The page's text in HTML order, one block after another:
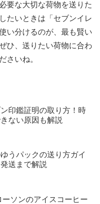
要な大切な荷物を送りた
たいときは「セブンイレ
い分けるのが、最も賢い
ひ、送りたい荷物に合わ
さいね。
印鑑証明の取り方！時
ない原因も解説
うパックの送り方ガイ
送まで解説
ーソンのアイスコーヒー